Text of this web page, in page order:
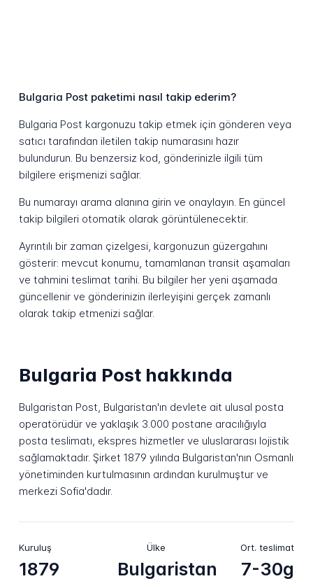
Bulgaria Post paketimi nasıl takip ederim?
Bulgaria Post kargonuzu takip etmek için gönderen veya
satıcı tarafından iletilen takip numarasını hazır
bulundurun. Bu benzersiz kod, gönderinizle ilgili tüm
bilgilere erişmenizi sağlar.
Bu numarayı arama alanına girin ve onaylayın. En güncel
takip bilgileri otomatik olarak görüntülenecektir.
Ayrıntılı bir zaman çizelgesi, kargonuzun güzergahını
gösterir: mevcut konumu, tamamlanan transit aşamaları
ve tahmini teslimat tarihi. Bu bilgiler her yeni aşamada
güncellenir ve gönderinizin ilerleyişini gerçek zamanlı
olarak takip etmenizi sağlar.
Bulgaria Post hakkında
Bulgaristan Post, Bulgaristan'ın devlete ait ulusal posta
operatörüdür ve yaklaşık 3.000 postane aracılığıyla
posta teslimatı, ekspres hizmetler ve uluslararası lojistik
sağlamaktadır. Şirket 1879 yılında Bulgaristan'nın Osmanlı
yönetiminden kurtulmasının ardından kurulmuştur ve
merkezi Sofia'dadır.
Kuruluş
1879
Ülke
Bulgaristan
Ort. teslimat
7-30g